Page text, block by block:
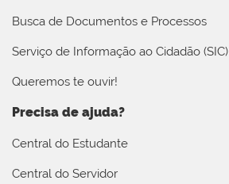
Busca de Documentos e Processos
Serviço de Informação ao Cidadão (SIC)
Queremos te ouvir!
Precisa de ajuda?
Central do Estudante
Central do Servidor